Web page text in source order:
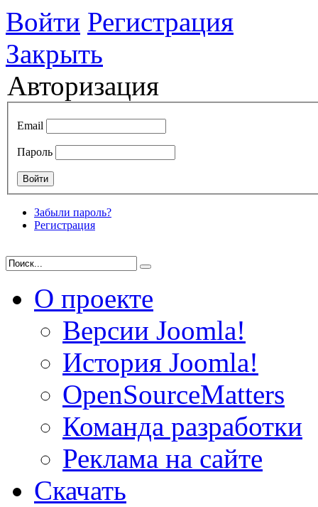
Войти Регистрация
Закрыть
Авторизация
Email
Пароль
Забыли пароль?
Регистрация
О проекте
Версии Joomla!
История Joomla!
OpenSourceMatters
Команда разработки
Реклама на сайте
Скачать